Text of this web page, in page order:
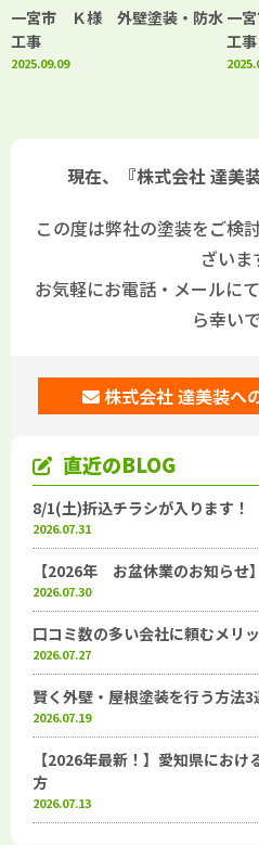
一宮市 Ｋ様 外壁塗装・防水
工事
2025.09.09
一
工事
現在、『株式会社 達美
この度は弊社の塗装をご検
ざいま
お気軽にお電話・メールに
ら幸いで
株式会社 達美装へ
直近のBLOG
8/1(土)折込チラシが入ります！
2026.07.31
【2026年 お盆休業のお知らせ】
2026.07.30
口コミ数の多い会社に頼むメリ
2026.07.27
賢く外壁・屋根塗装を行う方法3
2026.07.19
【2026年最新！】愛知県にお
方
2026.07.13